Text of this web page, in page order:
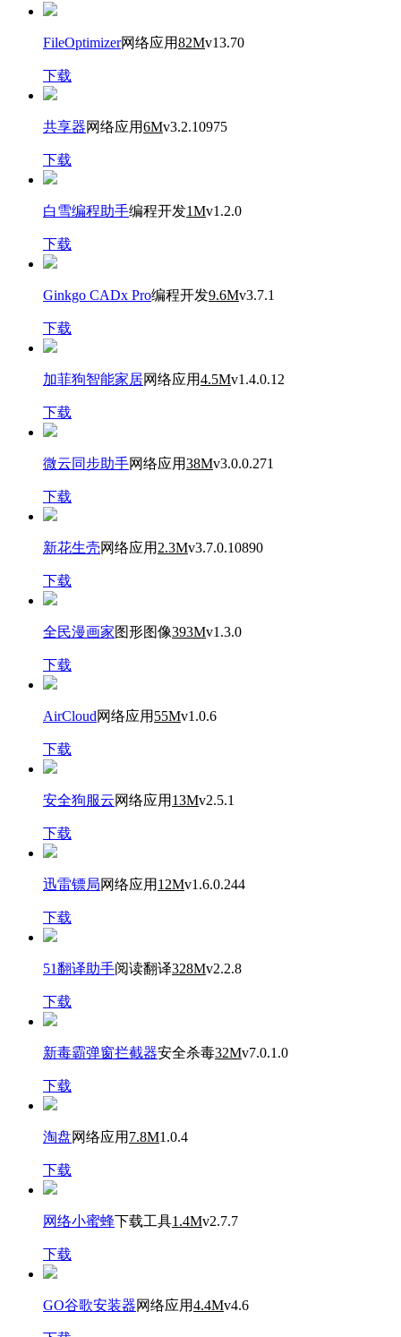
FileOptimizer网络应用82Mv13.70
下载
共享器网络应用6Mv3.2.10975
下载
白雪编程助手编程开发1Mv1.2.0
下载
Ginkgo CADx Pro编程开发9.6Mv3.7.1
下载
加菲狗智能家居网络应用4.5Mv1.4.0.12
下载
微云同步助手网络应用38Mv3.0.0.271
下载
新花生壳网络应用 2.3Mv3.7.0.10890
下载
全民漫画家图形图像393Mv1.3.0
下载
AirCloud网络应用 55Mv1.0.6
下载
安全狗服云网络应用 13Mv2.5.1
下载
迅雷镖局网络应用 12Mv1.6.0.244
下载
51翻译助手阅读翻译328Mv2.2.8
下载
新毒霸弹窗拦截器安全杀毒32Mv7.0.1.0
下载
淘盘网络应用 7.8M1.0.4
下载
网络小蜜蜂下载工具1.4Mv2.7.7
下载
GO谷歌安装器网络应用4.4Mv4.6